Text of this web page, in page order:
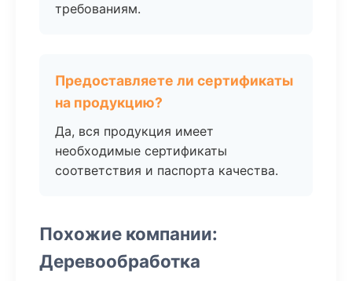
требованиям.
Предоставляете ли сертификаты
на продукцию?
Да, вся продукция имеет
необходимые сертификаты
соответствия и паспорта качества.
Похожие компании:
Деревообработка